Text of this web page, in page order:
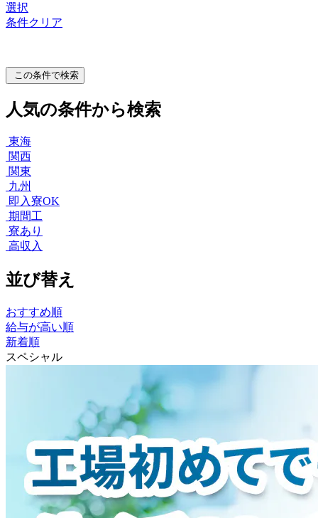
選択
条件クリア
この条件で検索
人気の条件から検索
東海
関西
関東
九州
即入寮OK
期間工
寮あり
高収入
並び替え
おすすめ順
給与が高い順
新着順
スペシャル